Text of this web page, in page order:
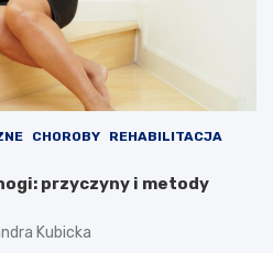
CHOROBY
REHABILITACJA
przyczyny i metody
Kubicka